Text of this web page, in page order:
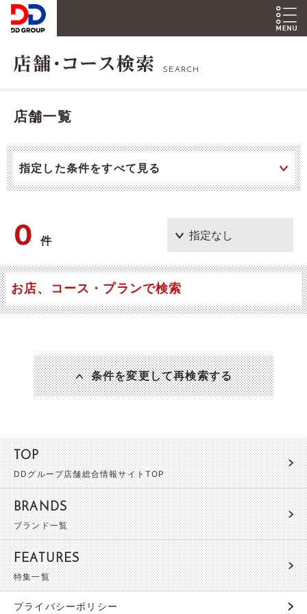
SEARCH
店舗一覧
指定した条件をすべて見る
0件
お店、コース・プランで検索
条件を変更して再検索する
TOP
DDグループ店舗総合情報サイトTOP
BRANDS
ブランド一覧
FEATURES
特集一覧
プライバシーポリシー